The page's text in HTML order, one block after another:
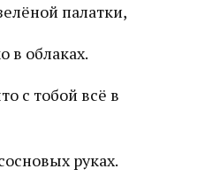
палатки,
в облаках.
с тобой всё в
руках.